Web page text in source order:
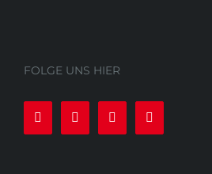
FOLGE UNS HIER